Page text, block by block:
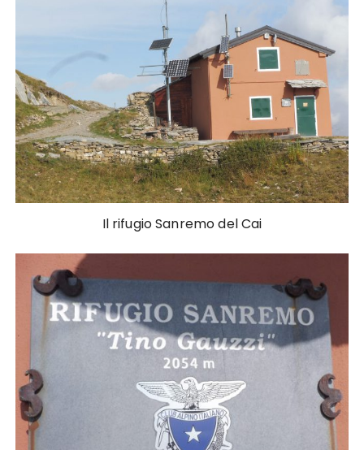
Il rifugio Sanremo del Cai